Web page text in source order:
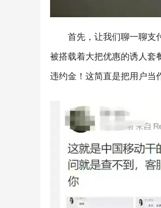
首先，让我们聊一聊支
被搭载着大把优惠的诱人套
违约金！这简直是把用户当